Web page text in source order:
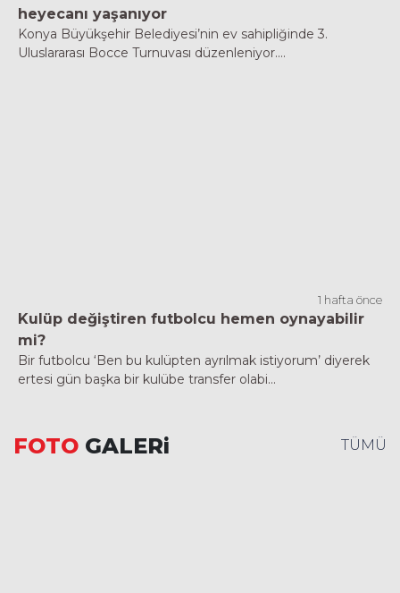
heyecanı yaşanıyor
Konya Büyükşehir Belediyesi’nin ev sahipliğinde 3.
Uluslararası Bocce Turnuvası düzenleniyor....
1 hafta önce
Kulüp değiştiren futbolcu hemen oynayabilir
mi?
Bir futbolcu ‘Ben bu kulüpten ayrılmak istiyorum’ diyerek
ertesi gün başka bir kulübe transfer olabi...
FOTO GALERi TÜMÜ